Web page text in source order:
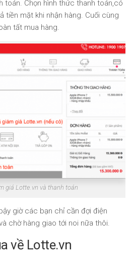
toán. Chọn hình thức thanh toán,có
tiền mặt khi nhận hàng. Cuối cùng
tất mua hàng.
giá Lotte.vn và thanh toán
giờ các bạn chỉ cần đợi điện
chờ hàng giao tới noi nữa thôi.
về Lotte.vn